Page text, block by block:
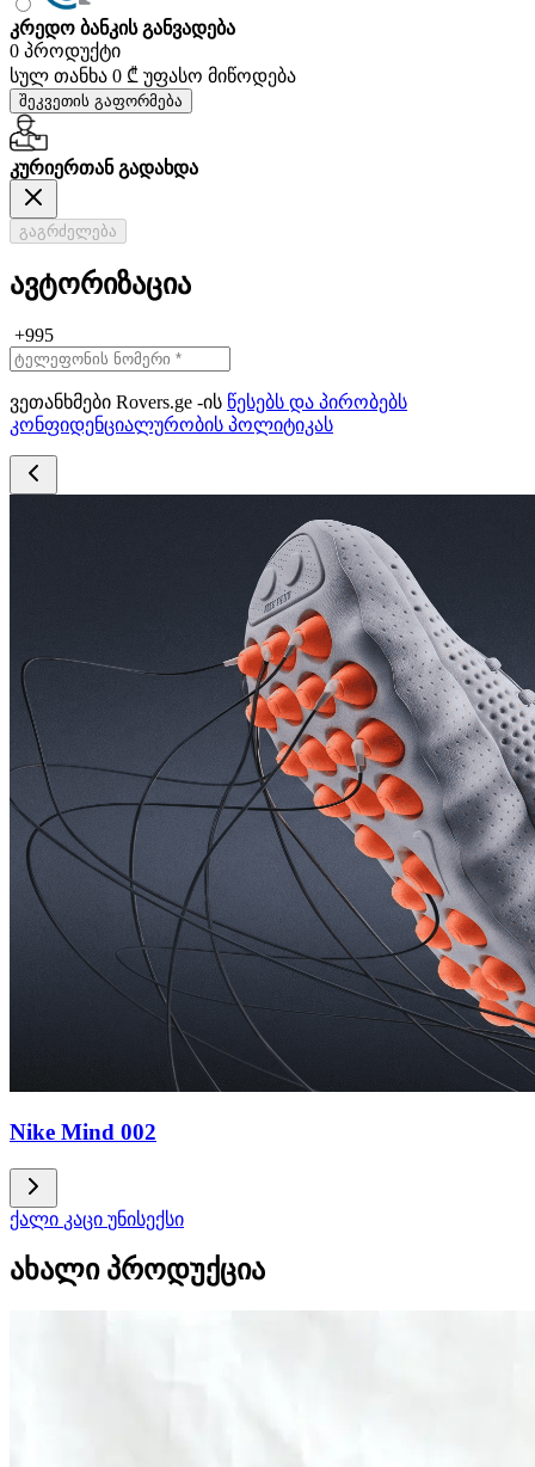
კრედო ბანკის განვადება
0 პროდუქტი
სულ თანხა 0 ₾ უფასო მიწოდება
შეკვეთის გაფორმება
კურიერთან გადახდა
გაგრძელება
ავტორიზაცია
+995
ვეთანხმები Rovers.ge -ის წესებს და პირობებს
კონფიდენციალურობის პოლიტიკას
Nike Mind 002
ქალი კაცი უნისექსი
ახალი პროდუქცია